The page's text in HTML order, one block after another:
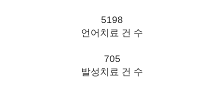
5198
언어치료 건 수
705
발성치료 건 수